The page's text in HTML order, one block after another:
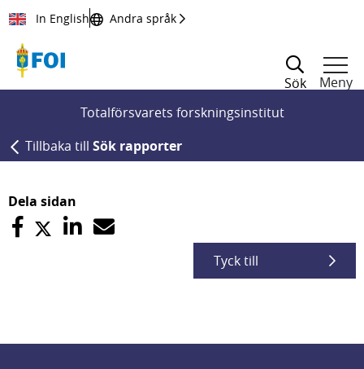
Till innehållet
In English Andra språk
Sök
Meny
Totalförsvarets forskningsinstitut
Tillbaka till Sök rapporter
Dela sidan
Tyck till